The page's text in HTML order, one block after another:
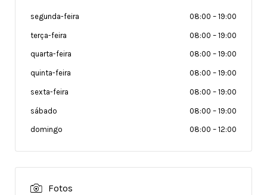
segunda-feira 08:00 – 19:00
terça-feira 08:00 – 19:00
quarta-feira 08:00 – 19:00
quinta-feira 08:00 – 19:00
sexta-feira 08:00 – 19:00
sábado 08:00 – 19:00
domingo 08:00 – 12:00
Fotos